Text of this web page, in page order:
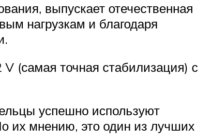
выпускает отечественная
нагрузкам и благодаря
(самая точная стабилизация) с
успешно используют
их мнению, это один из лучших